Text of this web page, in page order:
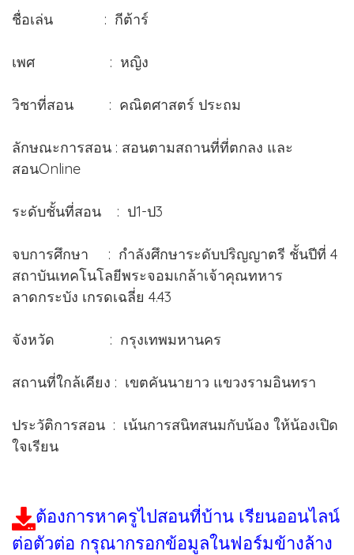
ชื่อเล่น : กีต้าร์
เพศ : หญิง
วิชาที่สอน : คณิตศาสตร์ ประถม
ลักษณะการสอน : สอนตามสถานที่ที่ตกลง และ
สอนOnline
ระดับชั้นที่สอน : ป1-ป3
จบการศึกษา : กำลังศึกษาระดับปริญญาตรี ชั้นปีที่ 4
สถาบันเทคโนโลยีพระจอมเกล้าเจ้าคุณทหาร
ลาดกระบัง เกรดเฉลี่ย 4.43
จังหวัด : กรุงเทพมหานคร
สถานที่ใกล้เคียง : เขตคันนายาว แขวงรามอินทรา
ประวัติการสอน : เน้นการสนิทสนมกับน้อง ให้น้องเปิด
ใจเรียน
ต้องการหาครูไปสอนที่บ้าน เรียนออนไลน์
ต่อตัวต่อ กรุณากรอกข้อมูลในฟอร์มข้างล้าง